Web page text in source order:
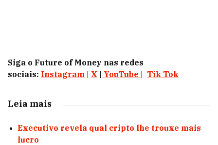
Siga o Future of Money nas redes
sociais: Instagram X YouTube Tik Tok
Leia mais
Executivo revela qual cripto lhe trouxe mais
lucro